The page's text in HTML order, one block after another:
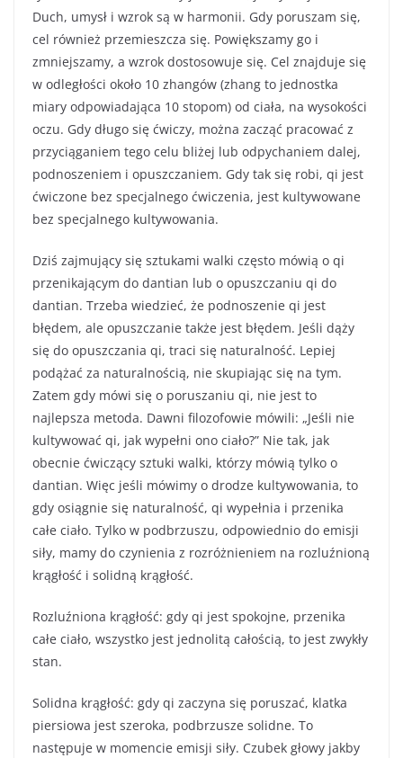
Duch, umysł i wzrok są w harmonii. Gdy poruszam się,
cel również przemieszcza się. Powiększamy go i
zmniejszamy, a wzrok dostosowuje się. Cel znajduje się
w odległości około 10 zhangów (zhang to jednostka
miary odpowiadająca 10 stopom) od ciała, na wysokości
oczu. Gdy długo się ćwiczy, można zacząć pracować z
przyciąganiem tego celu bliżej lub odpychaniem dalej,
podnoszeniem i opuszczaniem. Gdy tak się robi, qi jest
ćwiczone bez specjalnego ćwiczenia, jest kultywowane
bez specjalnego kultywowania.
Dziś zajmujący się sztukami walki często mówią o qi
przenikającym do dantian lub o opuszczaniu qi do
dantian. Trzeba wiedzieć, że podnoszenie qi jest
błędem, ale opuszczanie także jest błędem. Jeśli dąży
się do opuszczania qi, traci się naturalność. Lepiej
podążać za naturalnością, nie skupiając się na tym.
Zatem gdy mówi się o poruszaniu qi, nie jest to
najlepsza metoda. Dawni filozofowie mówili: „Jeśli nie
kultywować qi, jak wypełni ono ciało?” Nie tak, jak
obecnie ćwiczący sztuki walki, którzy mówią tylko o
dantian. Więc jeśli mówimy o drodze kultywowania, to
gdy osiągnie się naturalność, qi wypełnia i przenika
całe ciało. Tylko w podbrzuszu, odpowiednio do emisji
siły, mamy do czynienia z rozróżnieniem na rozluźnioną
krągłość i solidną krągłość.
Rozluźniona krągłość: gdy qi jest spokojne, przenika
całe ciało, wszystko jest jednolitą całością, to jest zwykły
stan.
Solidna krągłość: gdy qi zaczyna się poruszać, klatka
piersiowa jest szeroka, podbrzusze solidne. To
następuje w momencie emisji siły. Czubek głowy jakby